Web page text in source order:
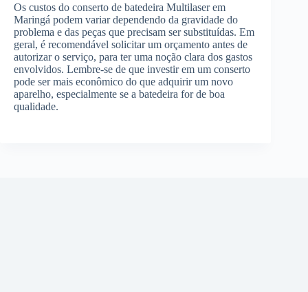
Os custos do conserto de batedeira Multilaser em
Maringá podem variar dependendo da gravidade do
problema e das peças que precisam ser substituídas. Em
geral, é recomendável solicitar um orçamento antes de
autorizar o serviço, para ter uma noção clara dos gastos
envolvidos. Lembre-se de que investir em um conserto
pode ser mais econômico do que adquirir um novo
aparelho, especialmente se a batedeira for de boa
qualidade.